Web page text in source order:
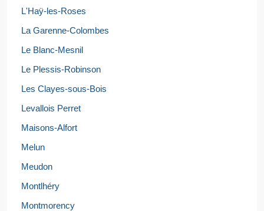
L'Haÿ-les-Roses
La Garenne-Colombes
Le Blanc-Mesnil
Le Plessis-Robinson
Les Clayes-sous-Bois
Levallois Perret
Maisons-Alfort
Melun
Meudon
Montlhéry
Montmorency